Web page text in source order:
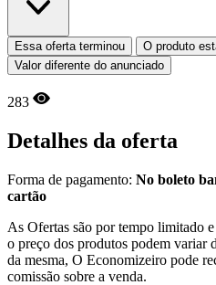
Essa oferta terminou
O produto
Valor diferente do anunciado
283
Detalhes da oferta
Forma de pagamento: No boleto
cartão
As Ofertas são por tempo limitado
o preço dos produtos podem variar
da mesma, O Economizeiro pode
comissão sobre a venda.